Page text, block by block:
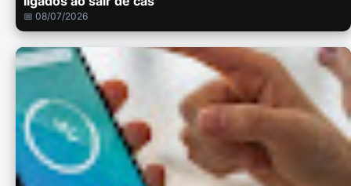
📅 08/07/2026